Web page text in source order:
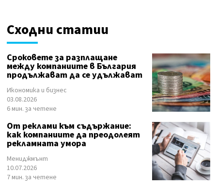
Сходни статии
Сроковете за разплащане
между компаниите в България
продължават да се удължават
Икономика и бизнес
03.08.2026
6 мин. за четене
От реклами към съдържание:
как компаниите да преодолеят
рекламната умора
Мениджмънт
10.07.2026
7 мин. за четене